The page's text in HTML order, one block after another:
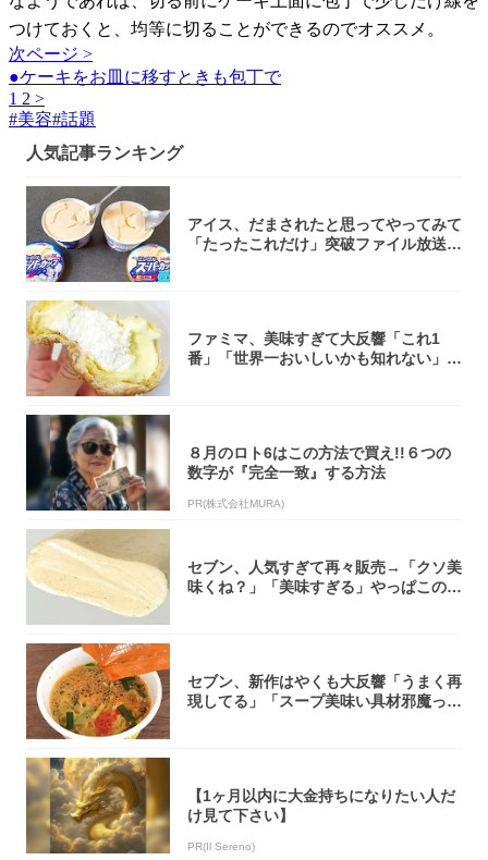
つけておくと、均等に切ることができるのでオススメ。
次ページ >
●ケーキをお皿に移すときも包丁で
1 2 >
#美容#話題
人気記事ランキング
アイス、だまされたと思ってやってみて
「たったこれだけ」突破ファイル放送で
ファミマ、美味すぎて大反響「これ1
番」「世界一おいしいかも知れない」
８月のロト6はこの方法で買え!!６つの
数字が『完全一致』する方法
PR(株式会社MURA)
セブン、人気すぎて再々販売→「クソ美
味くね？」「美味すぎる」やっぱこのク
セブン、新作はやくも大反響「うまく再
現してる」「スープ美味い具材邪魔って
【1ヶ月以内に大金持ちになりたい人だ
け見て下さい】
PR(Il Sereno)